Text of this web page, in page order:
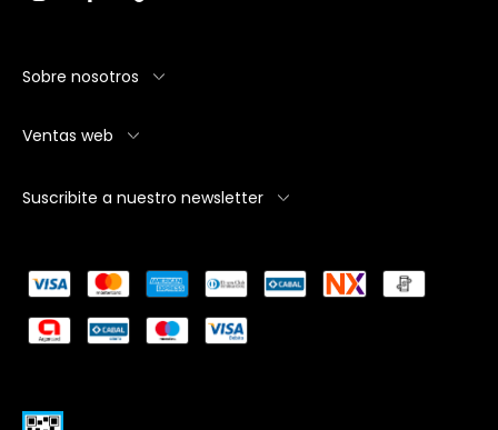
Sobre nosotros
Ventas web
Suscribite a nuestro newsletter